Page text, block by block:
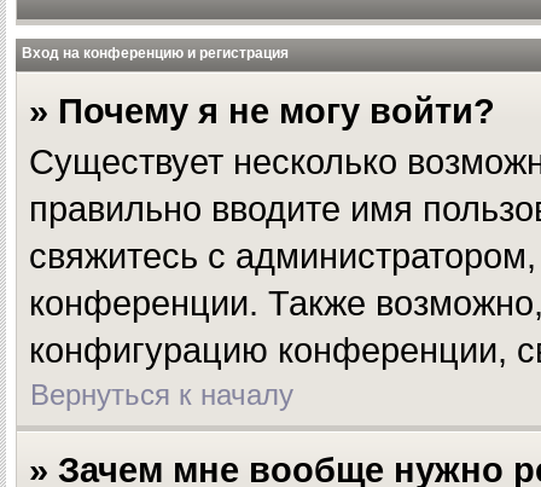
Вход на конференцию и регистрация
» Почему я не могу войти?
Существует несколько
правильно вводите имя
свяжитесь с
конференции. Также
конфигурацию конференции,
Вернуться к началу
» Зачем мне вообще нужно